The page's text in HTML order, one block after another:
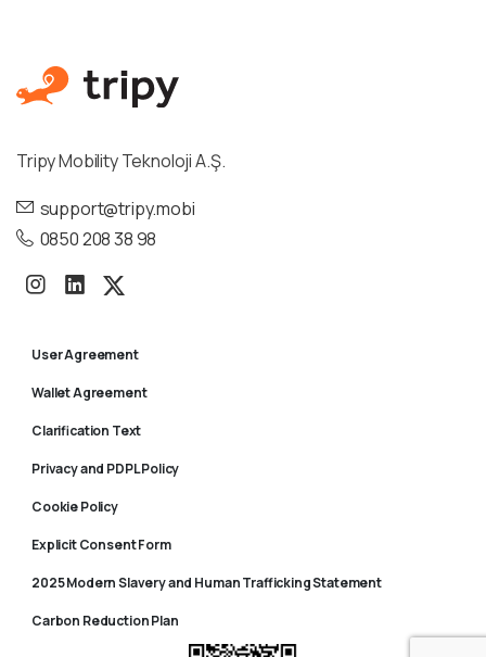
Tripy Mobility Teknoloji A.Ş.
support@tripy.mobi
0850 208 38 98
User Agreement
Wallet Agreement
Clarification Text
Privacy and PDPL Policy
Cookie Policy
Explicit Consent Form
2025 Modern Slavery and Human Trafficking Statement
Carbon Reduction Plan